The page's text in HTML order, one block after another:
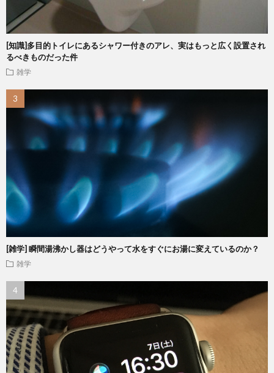
[知識]多目的トイレにあるシャワー付きのアレ、実はもっと広く設置され
るべきものだった件
雑学
[雑学] 瞬間湯沸かし器はどうやって水をすぐにお湯に変えているのか？
雑学